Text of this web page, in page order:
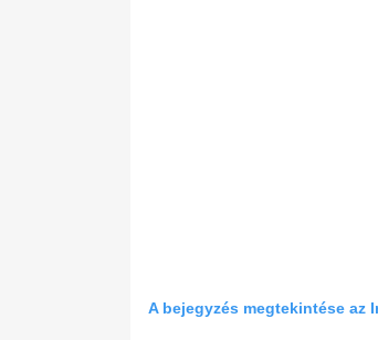
A bejegyzés megtekintése az